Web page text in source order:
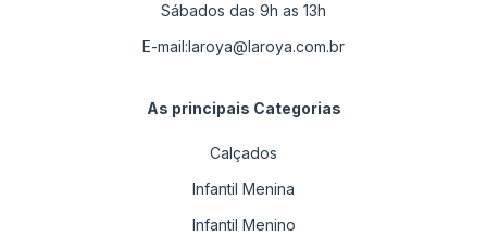
Sábados das 9h as 13h
E-mail:laroya@laroya.com.br
As principais Categorias
Calçados
Infantil Menina
Infantil Menino